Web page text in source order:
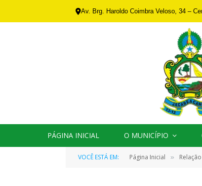
Av. Brg. Haroldo Coimbra Veloso, 34 –
PÁGINA INICIAL O MUNICÍPIO
VOCÊ ESTÁ EM: Página Inicial »